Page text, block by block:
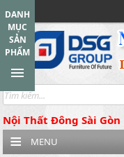
Nội Thất Đông Sài Gòn
DANH
MỤC
SẢN
PHẨM
MENU